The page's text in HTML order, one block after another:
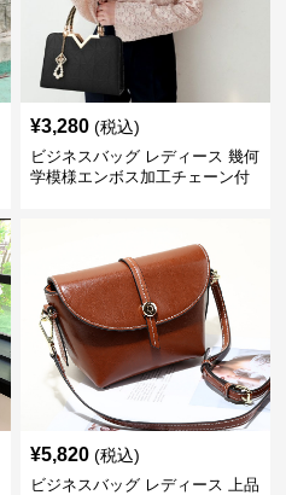
¥3,280 (税込)
ビジネスバッグ レディース 幾何
学模様エンボス加工チェーン付
¥5,820 (税込)
ビジネスバッグ レディース 上品